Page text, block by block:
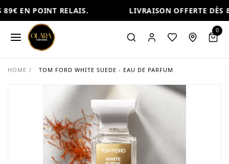
EN POINT RELAIS. LIVRAISON OFFERTE DÈS
0
HOME / TOM FORD WHITE SUEDE - EAU DE PARFUM